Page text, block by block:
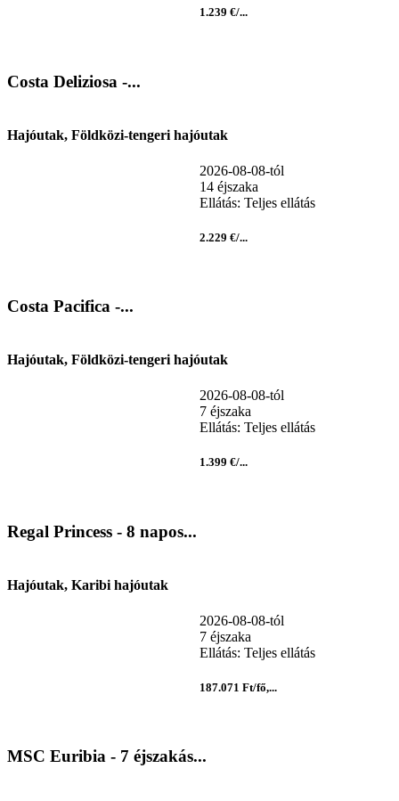
1.239 €/...
Costa Deliziosa -...
Hajóutak, Földközi-tengeri hajóutak
2026-08-08-tól
14 éjszaka
Ellátás: Teljes ellátás
2.229 €/...
Costa Pacifica -...
Hajóutak, Földközi-tengeri hajóutak
2026-08-08-tól
7 éjszaka
Ellátás: Teljes ellátás
1.399 €/...
Regal Princess - 8 napos...
Hajóutak, Karibi hajóutak
2026-08-08-tól
7 éjszaka
Ellátás: Teljes ellátás
187.071 Ft/fő,...
MSC Euribia - 7 éjszakás...